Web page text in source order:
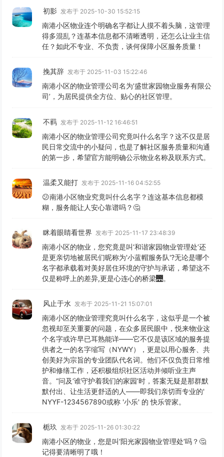
初影 发布于 2025-10-30 15:52:15
南港小区物业连个明确名字都让人摸不着头脑，这管理
得多混乱？连基本信息都不清晰透明，还怎么让业主信
任？如此不专业、不负责，谈何保障小区服务质量！
挽其辞 发布于 2025-11-03 15:22:46
南港小区的物业管理公司名为'盛世家园物业服务有限公
司’，为居民提供全方位、贴心的社区管理。
不羁 发布于 2025-11-12 16:46:51
南港小区的物业管理公司究竟叫什么名字？这不仅是居
民日常交流中的小疑问，也是了解社区服务质量和沟通
的第一步，希望官方能明确公示物业名称及联系方式。
温柔又能打 发布于 2025-11-16 04:52:55
😕南港小区物业究竟叫什么名字？连这基本信息都模
糊，服务能让人安心靠谱吗？🤔
眯着眼睛看世界 发布于 2025-11-17 23:48:39
南港小区的物业，您究竟是叫‘和谐家园物业管理处’还
是更亲切地被居民们昵称为'小蓝帽服务队'?无论是哪个
名字都承载着对美好居住环境的守护与承诺，希望这不
仅是称呼上的差异,更是心连心的桥梁🌉。
风止于水 发布于 2025-11-21 15:07:01
南港小区的物业管理究竟叫什么名字，这似乎是一个被
忽视却至关重要的问题，在众多居民眼中，悦来物业这
个名字或许早已耳熟能详——它不仅是该区域的服务提
供者之一的名字缩写（NYWY），更是以用心服务、共
创美好为宗旨的专业团队代名词。他们不仅负责日常维
护和修缮工作，还积极组织社区活动并倾听业主声
音。“问及‘谁守护着我们的家园’时，答案无疑是那群默
默付出、让生活更舒适的人——即我们亲切而专业的'
NYYF-1234567890或称 '小乐' 的 快乐管家。
栀玖 发布于 2025-11-26 01:30:22
南港小区的物业，您是叫‘阳光家园物业管理处’吗？🤔
记得要清晰明了哦！